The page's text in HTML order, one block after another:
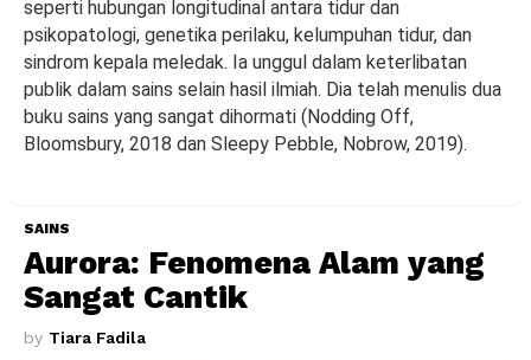
seperti hubungan longitudinal antara tidur dan
psikopatologi, genetika perilaku, kelumpuhan tidur, dan
sindrom kepala meledak. Ia unggul dalam keterlibatan
publik dalam sains selain hasil ilmiah. Dia telah menulis dua
buku sains yang sangat dihormati (Nodding Off,
Bloomsbury, 2018 dan Sleepy Pebble, Nobrow, 2019).
SAINS
Aurora: Fenomena Alam yang
Sangat Cantik
by Tiara Fadila